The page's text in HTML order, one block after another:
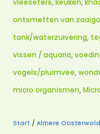
vleeseters,keuken,
ontsmetten van
tank/waterzuivering,
vissen / aquaria,
vogels/pluimvee,
micro organismen,
Start /Almere Oosterwold